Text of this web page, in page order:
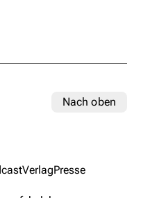
Nach oben
VerlagPresse